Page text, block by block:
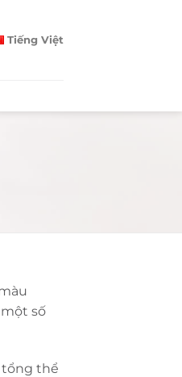
Tiếng Việt
số
tổng thể